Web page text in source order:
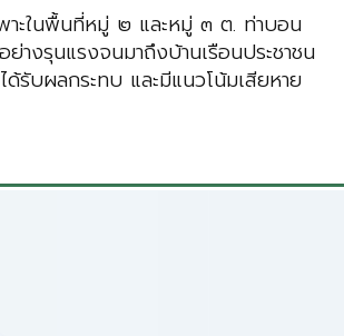
าะในพื้นที่หมู่ ๒ และหมู่ ๓ ต. ท่าบอน
างรุนแรงจนมาถึงบ้านเรือนประชาชน
รับผลกระทบ และมีแนวโน้มเสียหาย